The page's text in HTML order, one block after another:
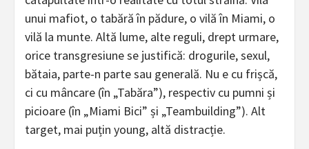
unui mafiot, o tabără în pădure, o vilă în Miami, o
vilă la munte. Altă lume, alte reguli, drept urmare,
orice transgresiune se justifică: drogurile, sexul,
bătaia, parte-n parte sau generală. Nu e cu frișcă,
ci cu mâncare (în „Tabăra”), respectiv cu pumni și
picioare (în „Miami Bici” și „Teambuilding”). Alt
target, mai puțin young, altă distracție.